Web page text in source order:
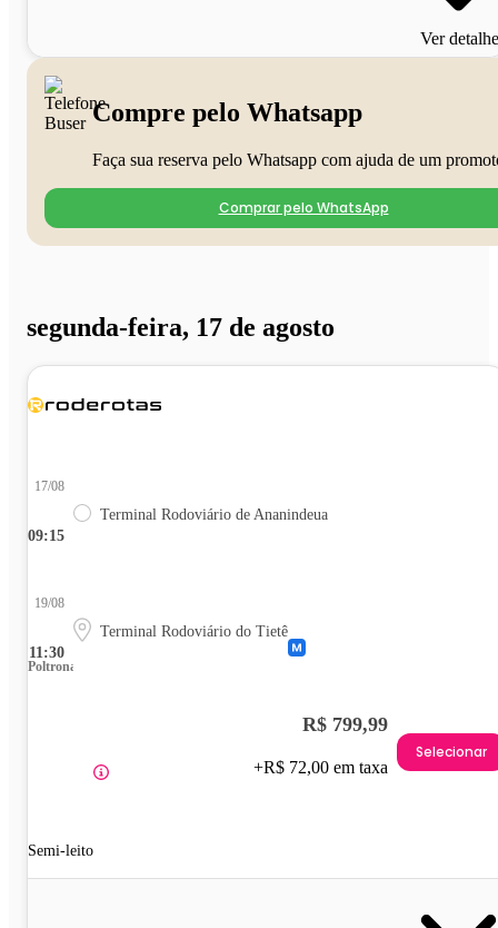
Ver
Compre pelo Whatsapp
Faça sua reserva pelo Whatsapp com ajuda de um
Comprar pelo WhatsApp
segunda-feira, 17 de agosto
09:15
17/08
Terminal Rodoviário de Ananindeua
11:30
19/08
Terminal Rodoviário do Tietê
Poltrona
Semi-leito
R$ 799,99
+R$ 72,00 em taxa
Selecionar